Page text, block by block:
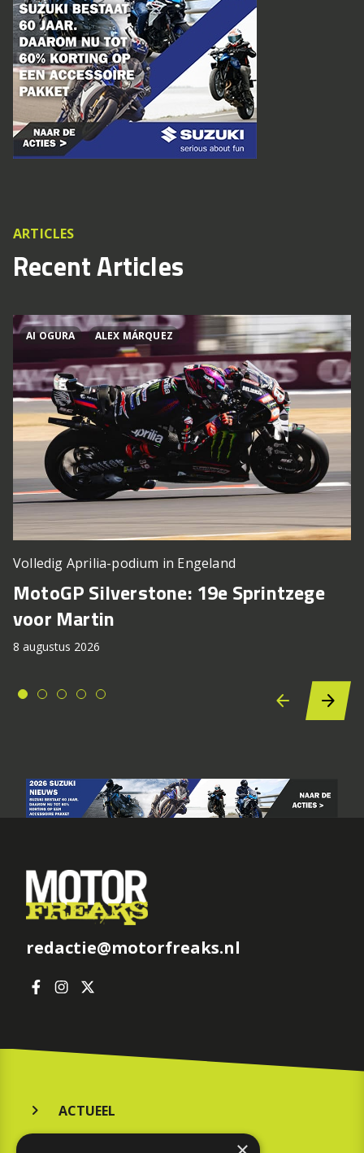
ARTICLES
Recent Articles
AI OGURA ALEX MÁRQUEZ
Volledig Aprilia-podium in Engeland
MotoGP Silverstone: 19e Sprintzege
voor Martin
8 augustus 2026
redactie@motorfreaks.nl
ACTUEEL